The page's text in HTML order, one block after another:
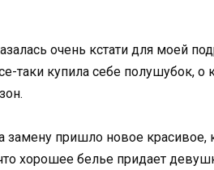
очень кстати для моей
таки купила себе полушубок, о
пришло новое красивое,
хорошее белье придает